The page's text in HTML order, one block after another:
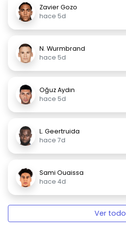
Zavier Gozo
hace 5d
N. Wurmbrand
hace 5d
Oğuz Aydın
hace 5d
L. Geertruida
hace 7d
Sami Ouaissa
hace 4d
Ver todo